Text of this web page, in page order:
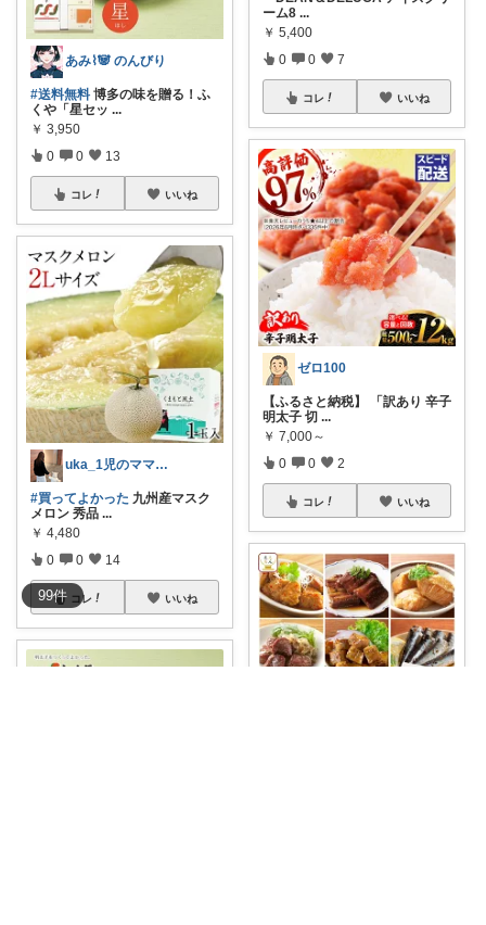
99件
あみ⌇ 🐼 のんびり
#送料無料 博多の味を贈る！ふ
くや「星セッ ...
￥ 3,950
0 0 13
コレ いいね
uka_1児のママ🐰経由購入感謝です❤
#買ってよかった 九州産マスク
メロン 秀品 ...
￥ 4,480
0 0 14
コレ いいね
ーム8 ...
￥ 5,400
0 0 7
コレ いいね
ゼロ100
【ふるさと納税】 「訳あり 辛子
明太子 切 ...
￥ 7,000～
0 0 2
コレ いいね